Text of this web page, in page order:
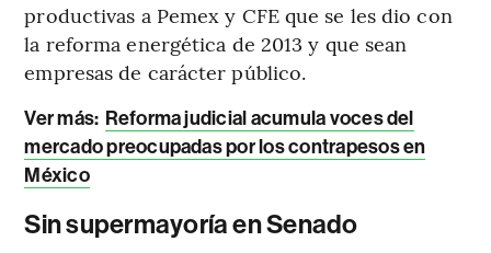
productivas a Pemex y CFE que se les dio con
la reforma energética de 2013 y que sean
empresas de carácter público.
Ver más: Reforma judicial acumula voces del
mercado preocupadas por los contrapesos en
México
Sin supermayoría en Senado